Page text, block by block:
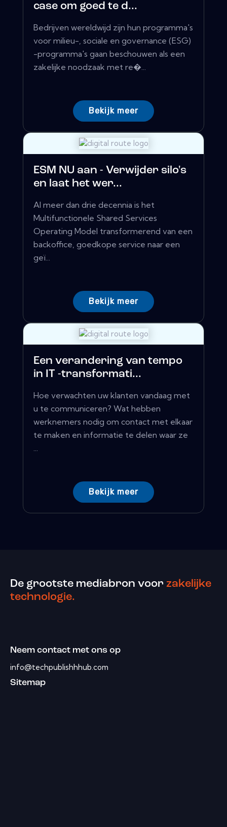
case om goed te d...
Bedrijven wereldwijd zijn hun programma's
voor milieu-, sociale en governance (ESG)
-programma's gaan beschouwen als een
zakelijke noodzaak met re�...
Bekijk meer
ESM NU aan - Verwijder silo's
en laat het wer...
Al meer dan drie decennia is het
Multifunctionele Shared Services
Operating Model transformerend van een
backoffice, goedkope service naar een
geï...
Bekijk meer
Een verandering van tempo
in IT -transformati...
Hoe verwachten uw klanten vandaag met
u te communiceren? Wat hebben
werknemers nodig om contact met elkaar
te maken en informatie te delen waar ze
...
Bekijk meer
De grootste mediabron voor zakelijke
technologie.
Neem contact met ons op
info@techpublishhhub.com
Sitemap